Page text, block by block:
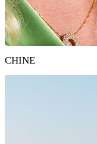
CHINE